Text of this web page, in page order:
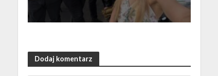
Dodaj komentarz